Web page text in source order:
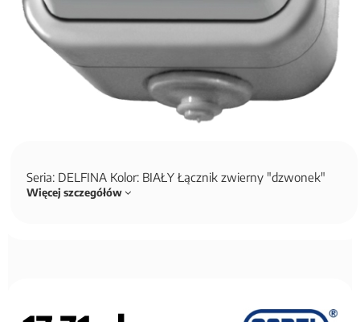
Seria: DELFINA Kolor: BIAŁY Łącznik zwierny "dzwonek"
Więcej szczegółów